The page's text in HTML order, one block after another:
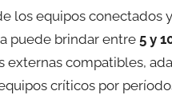
los equipos conectados
puede brindar entre 5 y
compatibles,
críticos por